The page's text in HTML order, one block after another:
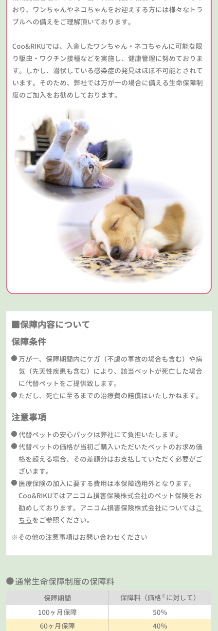
おり、ワンちゃんやネコちゃんをお迎えする方には様々なトラ
ブルへの備えをご理解頂いております。
Coo&RIKUでは、入舎したワンちゃん・ネコちゃんに可能な限
り駆虫・ワクチン接種などを実施し、健康管理に努めておりま
す。しかし、潜伏している感染症の発見はほぼ不可能とされて
います。そのため、弊社では万が一の場合に備える生命保障制
度のご加入をお勧めしております。
■保障内容について
保障条件
万が一、保障期間内にケガ（不慮の事故の場合も含む）や病
気（先天性疾患も含む）により、該当ペットが死亡した場合
に代替ペットをご提供致します。
ただし、死亡に至るまでの治療費の賠償はいたしかねます。
注意事項
代替ペットの安心パックは弊社にて負担いたします。
代替ペットの価格が当初ご購入いただいたペットのお求め価
格を超える場合、その差額分はお支払していただく必要がご
ざいます。
医療保険の加入に要する費用は本保障適用外となります。
Coo&RIKUではアニコム損害保険株式会社のペット保険をお
勧めしております。アニコム損害保険株式会社についてはこ
ちらをご参照ください。
※その他の注意事項はお問い合わせください
通常生命保障制度の保障料
保障期間 保障料（価格※に対して）
100ヶ月保障
50％
60ヶ月保障
40％